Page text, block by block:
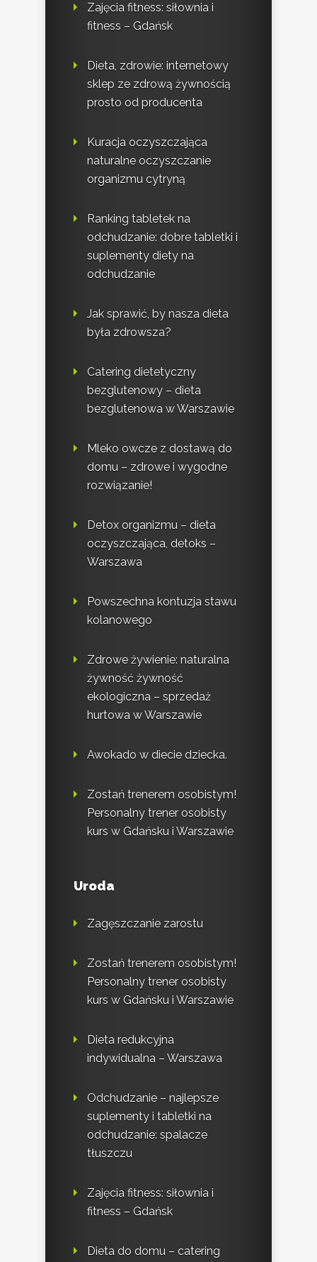
Zajęcia fitness: siłownia i
fitness – Gdańsk
Dieta, zdrowie: internetowy
sklep ze zdrową żywnością
prosto od producenta
Kuracja oczyszczająca
naturalne oczyszczanie
organizmu cytryną
Ranking tabletek na
odchudzanie: dobre tabletki i
suplementy diety na
odchudzanie
Jak sprawić, by nasza dieta
była zdrowsza?
Catering dietetyczny
bezglutenowy – dieta
bezglutenowa w Warszawie
Mleko owcze z dostawą do
domu – zdrowe i wygodne
rozwiązanie!
Detox organizmu – dieta
oczyszczająca, detoks –
Warszawa
Powszechna kontuzja stawu
kolanowego
Zdrowe żywienie: naturalna
żywność żywność
ekologiczna – sprzedaż
hurtowa w Warszawie
Awokado w diecie dziecka.
Zostań trenerem osobistym!
Personalny trener osobisty
kurs w Gdańsku i Warszawie
Uroda
Zagęszczanie zarostu
Zostań trenerem osobistym!
Personalny trener osobisty
kurs w Gdańsku i Warszawie
Dieta redukcyjna
indywidualna – Warszawa
Odchudzanie – najlepsze
suplementy i tabletki na
odchudzanie: spalacze
tłuszczu
Zajęcia fitness: siłownia i
fitness – Gdańsk
Dieta do domu – catering